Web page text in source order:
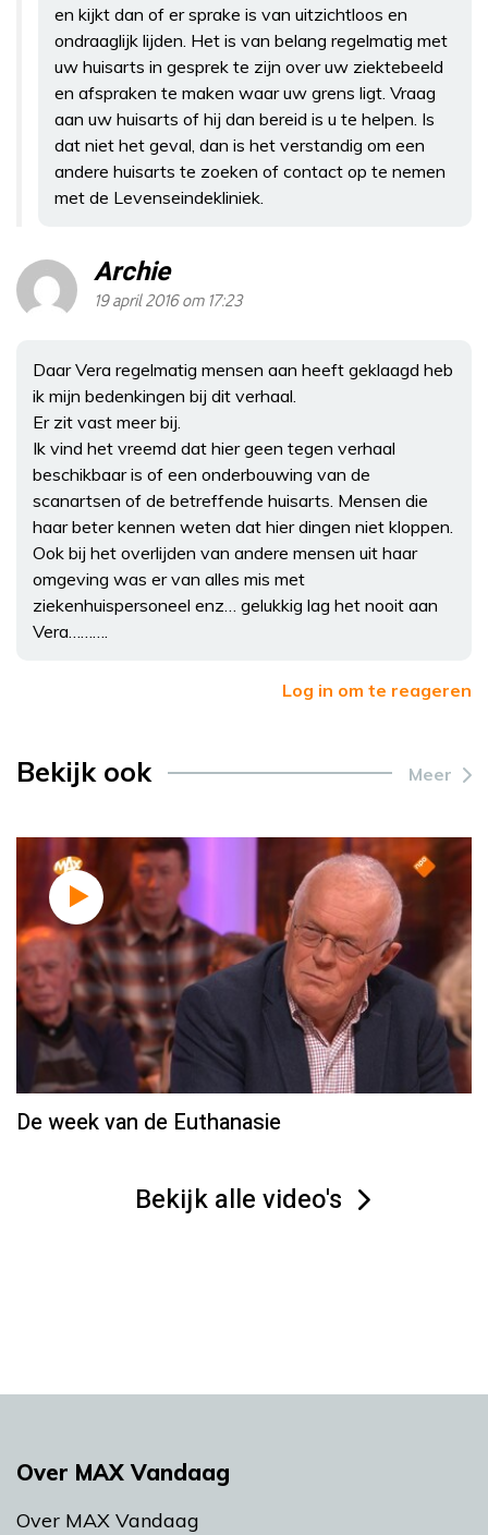
en kijkt dan of er sprake is van uitzichtloos en
ondraaglijk lijden. Het is van belang regelmatig met
uw huisarts in gesprek te zijn over uw ziektebeeld
en afspraken te maken waar uw grens ligt. Vraag
aan uw huisarts of hij dan bereid is u te helpen. Is
dat niet het geval, dan is het verstandig om een
andere huisarts te zoeken of contact op te nemen
met de Levenseindekliniek.
Archie
19 april 2016 om 17:23
Daar Vera regelmatig mensen aan heeft geklaagd heb
ik mijn bedenkingen bij dit verhaal.
Er zit vast meer bij.
Ik vind het vreemd dat hier geen tegen verhaal
beschikbaar is of een onderbouwing van de
scanartsen of de betreffende huisarts. Mensen die
haar beter kennen weten dat hier dingen niet kloppen.
Ook bij het overlijden van andere mensen uit haar
omgeving was er van alles mis met
ziekenhuispersoneel enz… gelukkig lag het nooit aan
Vera……….
Log in om te reageren
Bekijk ook Meer
De week van de Euthanasie
Bekijk alle video's
Over MAX Vandaag
Over MAX Vandaag